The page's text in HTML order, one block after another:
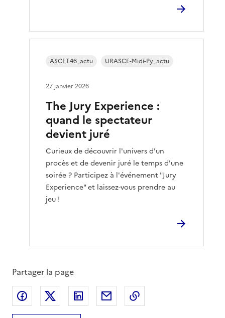
The Jury Experience :
quand le spectateur
devient juré
Curieux de découvrir l'univers d'un
procès et de devenir juré le temps d'une
soirée ? Participez à l'événement "Jury
Experience" et laissez-vous prendre au
jeu !
ASCET46_actu URASCE-Midi-Py_actu
27 janvier 2026
Partager la page
Partager sur Facebook
Partager sur XPartager sur LinkedIn
Partager par email